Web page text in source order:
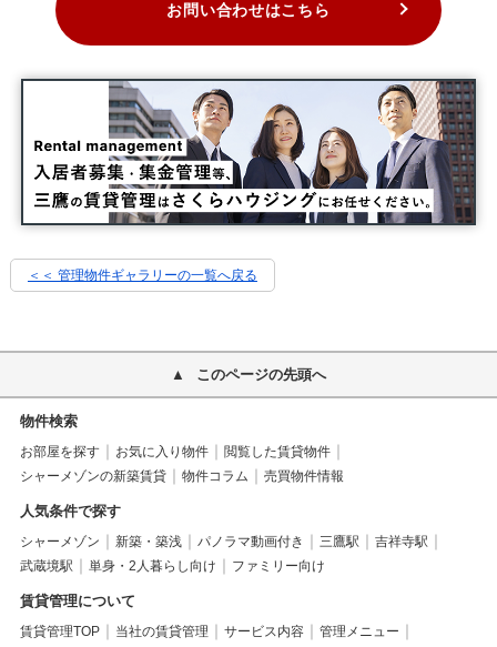
お問い合わせはこちら
＜＜ 管理物件ギャラリーの一覧へ戻る
このページの先頭へ
物件検索
お部屋を探す お気に入り物件
閲覧した賃貸物件
シャーメゾンの新築賃貸
物件コラム 売買物件情報
人気条件で探す
シャーメゾン 新築・築浅 パノラマ動画付き 三鷹駅
吉祥寺駅
武蔵境駅
単身・2人暮らし向け ファミリー向け
賃貸管理について
賃貸管理TOP 当社の賃貸管理 サービス内容
管理メニュー